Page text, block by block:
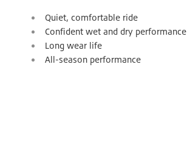
Quiet, comfortable ride
Confident wet and dry performance
Long wear life
All-season performance